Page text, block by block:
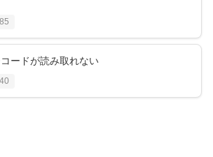
ードが読み取れない